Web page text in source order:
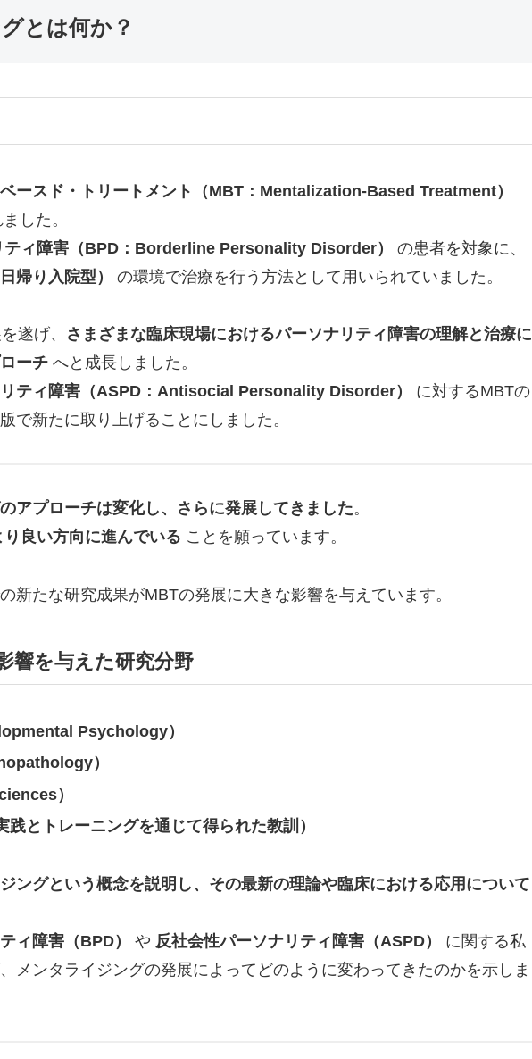
とは何か？
ースド・トリートメント（MBT：Mentalization-Based Treatment）
した。
ティ障害（BPD：Borderline Personality Disorder）
の患者を対象に、
帰り入院型）
の環境で治療を行う方法として用いられていました。
遂げ、
さまざまな臨床現場におけるパーソナリティ障害の理解と治療に
ーチ へと成長しました。
ティ障害（ASPD：Antisocial Personality Disorder）
に対するMBTの
で新たに取り上げることにしました。
アプローチは変化し、さらに発展してきました。
り良い方向に進んでいる ことを願っています。
新たな研究成果がMBTの発展に大きな影響を与えています。
響を与えた研究分野
Psychology）
）
）
践とトレーニングを通じて得られた教訓）
ングという概念を説明し、その最新の理論や臨床における応用について
ィ障害（BPD） や 反社会性パーソナリティ障害（ASPD）
に関する私
メンタライジングの発展によってどのように変わってきたのかを示しま